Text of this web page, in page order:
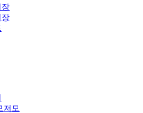
장
장
저모